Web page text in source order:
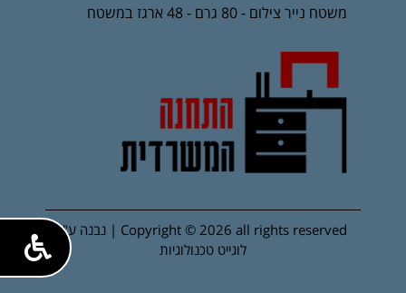
משטח נייר צילום - 80 גרם - 48 ארגז במשטח
Copyright © 2026 all rights reserved | נבנה ע"י
לוגייט טכנולוגיות